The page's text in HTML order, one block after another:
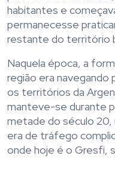
habitantes e
permanecesse
restante do território
Naquela época, a
região era navegando
os territórios da
manteve-se durante
metade do século 20,
era de tráfego
onde hoje é o Gresfi,